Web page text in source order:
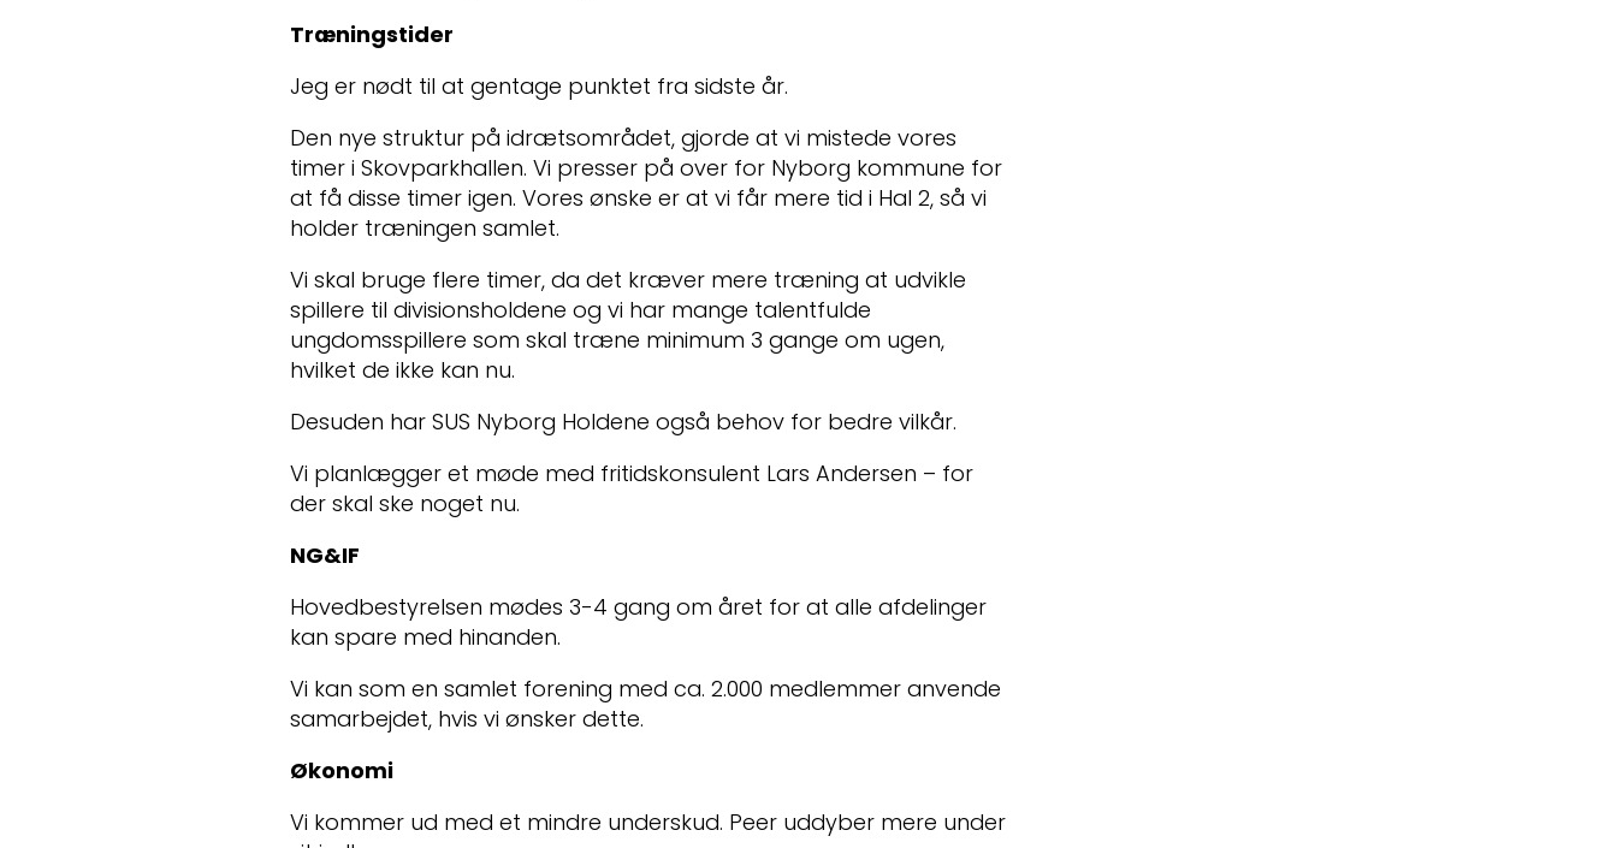
Træningstider
Jeg er nødt til at gentage punktet fra sidste år.
Den nye struktur på idrætsområdet, gjorde at vi mistede vores
timer i Skovparkhallen. Vi presser på over for Nyborg kommune for
at få disse timer igen. Vores ønske er at vi får mere tid i Hal 2, så vi
holder træningen samlet.
Vi skal bruge flere timer, da det kræver mere træning at udvikle
spillere til divisionsholdene og vi har mange talentfulde
ungdomsspillere som skal træne minimum 3 gange om ugen,
hvilket de ikke kan nu.
Desuden har SUS Nyborg Holdene også behov for bedre vilkår.
Vi planlægger et møde med fritidskonsulent Lars Andersen – for
der skal ske noget nu.
NG&IF
Hovedbestyrelsen mødes 3-4 gang om året for at alle afdelinger
kan spare med hinanden.
Vi kan som en samlet forening med ca. 2.000 medlemmer anvende
samarbejdet, hvis vi ønsker dette.
Økonomi
Vi kommer ud med et mindre underskud. Peer uddyber mere under